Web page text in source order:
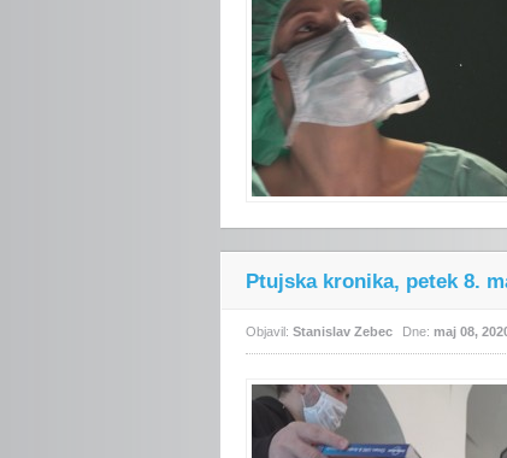
Ptujska kronika, petek 8.
Objavil: Stanislav Zebec Dne: maj 08,